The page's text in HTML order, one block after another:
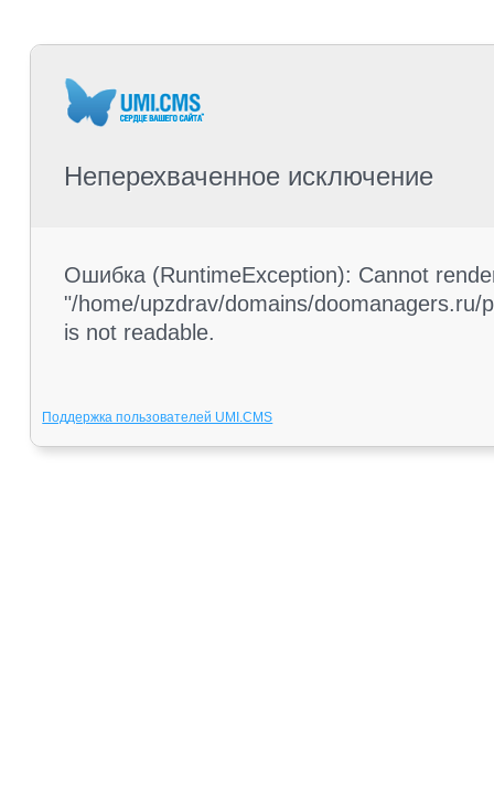
Неперехваченное исключение
Ошибка (RuntimeException): Cannot
"/home/upzdrav/domains/
is not readable.
Поддержка пользователей UMI.CMS